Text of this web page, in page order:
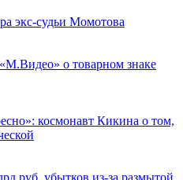
экс-судьи Момотова
о товарном знаке
космонавт Кикина о том,
руб. убытков из-за размытой